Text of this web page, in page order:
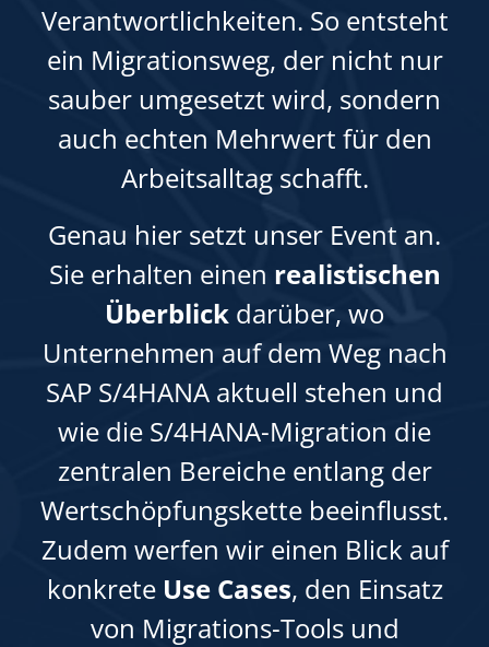
Verantwortlichkeiten. So entsteht
ein Migrationsweg, der nicht nur
sauber umgesetzt wird, sondern
auch echten Mehrwert für den
Arbeitsalltag schafft.
Genau hier setzt unser Event an.
Sie erhalten einen realistischen
Überblick darüber, wo
Unternehmen auf dem Weg nach
SAP S/4HANA aktuell stehen und
wie die S/4HANA-Migration die
zentralen Bereiche entlang der
Wertschöpfungskette beeinflusst.
Zudem werfen wir einen Blick auf
konkrete Use Cases, den Einsatz
von Migrations-Tools und